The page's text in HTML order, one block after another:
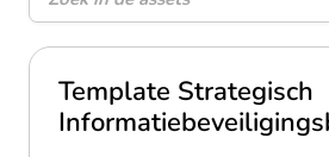
Template Strategisch